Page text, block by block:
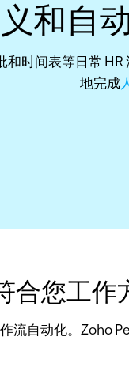
和自
和时间表等日常
地完成
合您工作
流自动化。Zoho